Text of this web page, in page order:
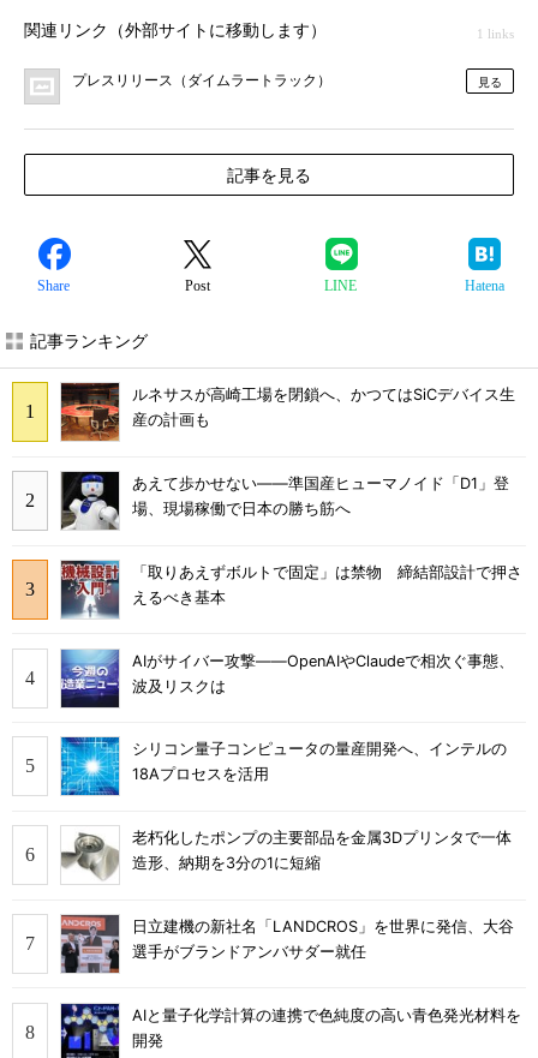
関連リンク（外部サイトに移動します） 1 links
プレスリリース（ダイムラートラック） 見る
記事を見る
Share Post LINE Hatena
記事ランキング
ルネサスが高崎工場を閉鎖へ、かつてはSiCデバイス生
産の計画も
あえて歩かせない――準国産ヒューマノイド「D1」登
場、現場稼働で日本の勝ち筋へ
「取りあえずボルトで固定」は禁物 締結部設計で押さ
えるべき基本
AIがサイバー攻撃――OpenAIやClaudeで相次ぐ事態、
波及リスクは
シリコン量子コンピュータの量産開発へ、インテルの
18Aプロセスを活用
老朽化したポンプの主要部品を金属3Dプリンタで一体
造形、納期を3分の1に短縮
日立建機の新社名「LANDCROS」を世界に発信、大谷
選手がブランドアンバサダー就任
AIと量子化学計算の連携で色純度の高い青色発光材料を
開発